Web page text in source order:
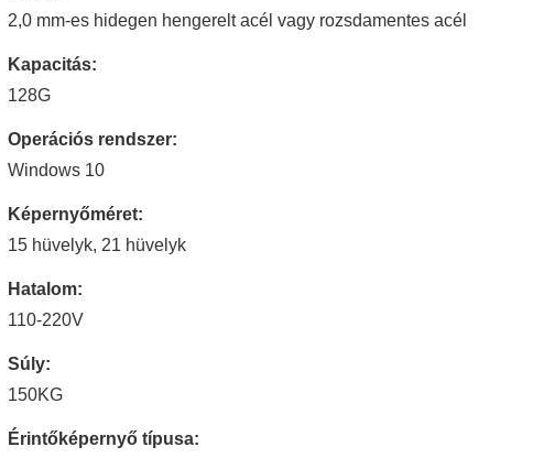
2,0 mm-es hidegen hengerelt acél vagy rozsdamentes acél
Kapacitás:
128G
Operációs rendszer:
Windows 10
Képernyőméret:
15 hüvelyk, 21 hüvelyk
Hatalom:
110-220V
Súly:
150KG
Érintőképernyő típusa: